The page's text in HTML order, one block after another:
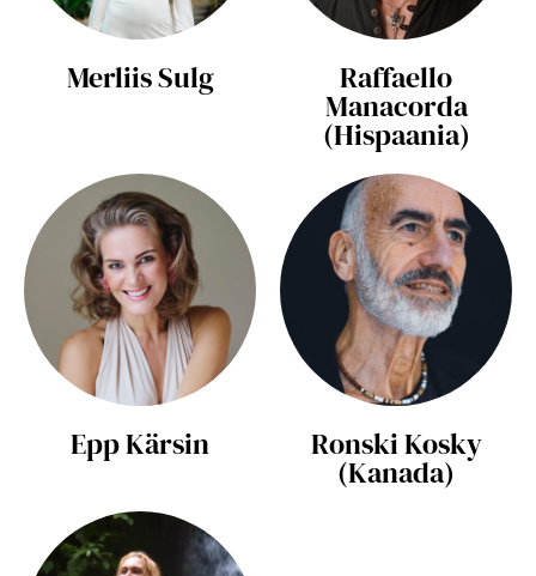
Merliis Sulg Raffaello
Manacorda
(Hispaania)
Epp Kärsin Ronski Kosky
(Kanada)